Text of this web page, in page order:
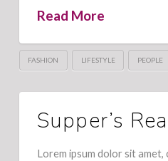
Read More
FASHION LIFESTYLE PEOPLE
Supper’s
Lorem ipsum dolor sit